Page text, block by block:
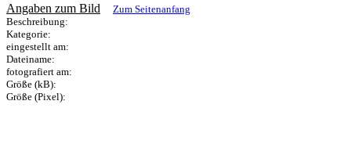
Angaben zum Bild
Zum Seitenanfang
Beschreibung:
Kategorie:
eingestellt am:
Dateiname:
fotografiert am:
Größe (kB):
Größe (Pixel):